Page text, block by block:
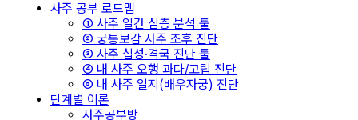
사주 공부 로드맵
① 사주 일간 심층 분석 툴
② 궁통보감 사주 조후 진단
③ 사주 십성·격국 진단 툴
④ 내 사주 오행 과다/고립 진단
⑤ 내 사주 일지(배우자궁) 진단
단계별 이론
사주공부방